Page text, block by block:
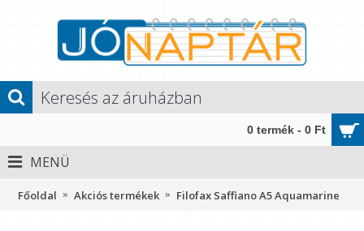
0 termék - 0 Ft
MENÜ
Főoldal Akciós termékek Filofax Saffiano A5 Aquamarine